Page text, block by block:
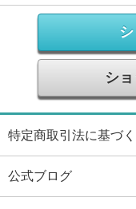
シ
特定商取引法に基づ
公式ブログ